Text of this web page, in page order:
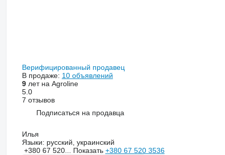
Верифицированный продавец
В продаже: 10 объявлений
9лет на Agroline
5.0
7 отзывов
Подписаться на продавца
Илья
Языки: русский, украинский
+380 67 520... Показать +380 67 520 3536